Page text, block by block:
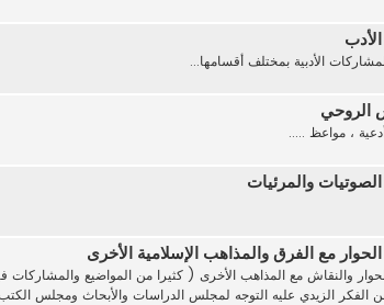
الأدبية بمختلف أقسامها...
الروحي
، مواعظ .....
والمرئيات
مع الفرق والمذاهب الإسلامية الأخرى
والنقاش مع المذاهب الأخرى ( كثيرا من المواضيع والمشاركات
الفكر الزيدي عليه التوجه لمجلس الدراسات والأبحاث ومجلس